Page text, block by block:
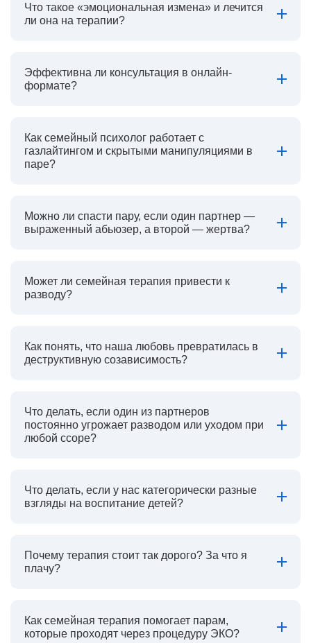
Что такое «эмоциональная измена» и лечится
ли она на терапии?
Эффективна ли консультация в онлайн-
формате?
Как семейный психолог работает с
газлайтингом и скрытыми манипуляциями в
паре?
Можно ли спасти пару, если один партнер —
выраженный абьюзер, а второй — жертва?
Может ли семейная терапия привести к
разводу?
Как понять, что наша любовь превратилась в
деструктивную созависимость?
Что делать, если один из партнеров
постоянно угрожает разводом или уходом при
любой ссоре?
Что делать, если у нас категорически разные
взгляды на воспитание детей?
Почему терапия стоит так дорого? За что я
плачу?
Как семейная терапия помогает парам,
которые проходят через процедуру ЭКО?